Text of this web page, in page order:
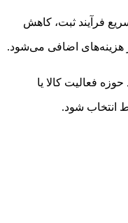
فرآیند ثبت، کاهش
هزینه‌های اضافی می‌شود.
حوزه فعالیت کالا یا
انتخاب شود.